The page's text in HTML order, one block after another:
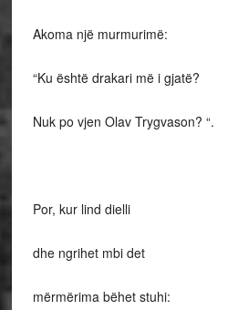
Akoma një murmurimë:
“Ku është drakari më i gjatë?
Nuk po vjen Olav Trygvason? “.
Por, kur lind dielli
dhe ngrihet mbi det
mërmërima bëhet stuhi: